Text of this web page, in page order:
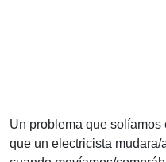
Un problema que
que un electricista